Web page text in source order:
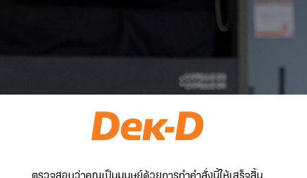
ตรวจสอบว่าคุณเป็นมนุษย์ด้วยการทำคำสั่งนี้ให้เสร็จสิ้น